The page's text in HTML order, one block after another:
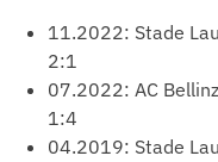
11.2022: Stade
2:1
07.2022: AC
1:4
04.2019: Stade